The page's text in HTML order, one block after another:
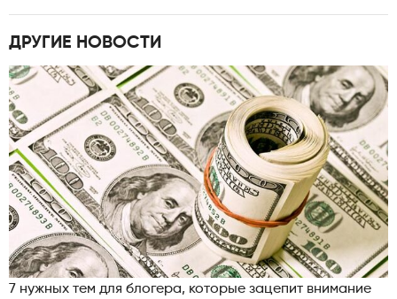
ДРУГИЕ НОВОСТИ
7 нужных тем для блогера, которые зацепит внимание